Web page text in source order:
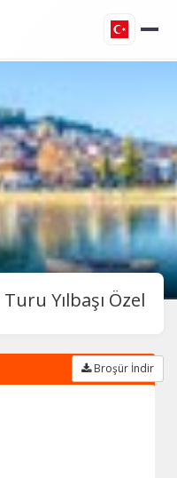
Yılbaşı Özel
Broşür İndir